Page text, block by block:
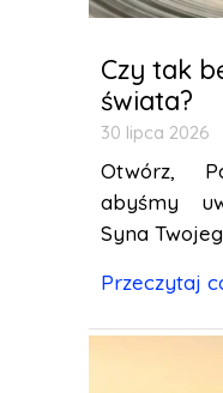
Czy tak
świata?
30 lipca 2026
Otwórz,
abyśmy
Syna
Przeczytaj